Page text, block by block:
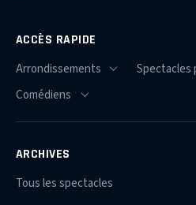
ACCÈS RAPIDE
ARCHIVES
Tous les spectacles